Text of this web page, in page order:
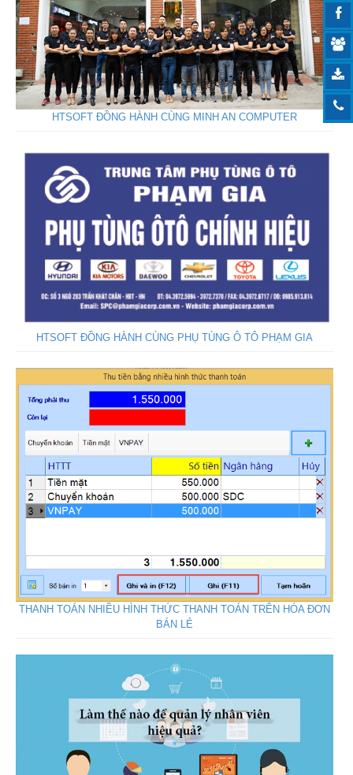
HTSOFT ĐỒNG HÀNH CÙNG MINH AN COMPUTER
HTSOFT ĐỒNG HÀNH CÙNG PHỤ TÙNG Ô TÔ PHẠM GIA
THANH TOÁN NHIỀU HÌNH THỨC THANH TOÁN TRÊN HÓA ĐƠN
BÁN LẺ